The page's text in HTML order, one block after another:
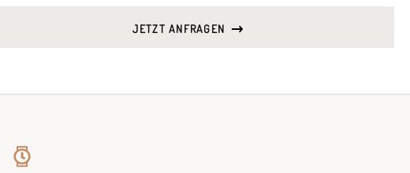
JETZT ANFRAGEN